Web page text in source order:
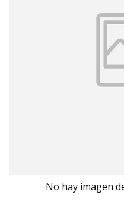
No hay imagen